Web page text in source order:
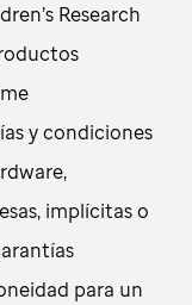
Research
y condiciones
implícitas o
para un